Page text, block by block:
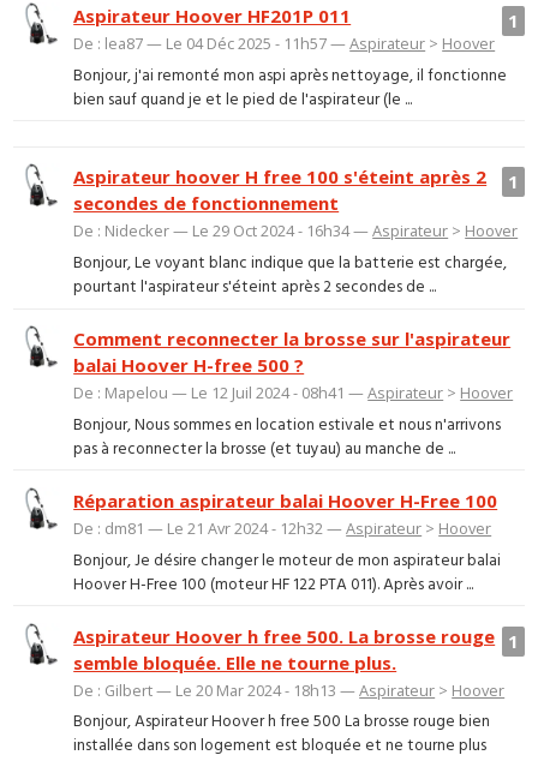
1
Aspirateur Hoover HF201P 011
De : lea87 — Le 04 Déc 2025 - 11h57 —Aspirateur > Hoover
Bonjour, j'ai remonté mon aspi après nettoyage, il fonctionne
bien sauf quand je et le pied de l'aspirateur (le ...
1
Aspirateur hoover H free 100 s'éteint après 2
secondes de fonctionnement
De : Nidecker — Le 29 Oct 2024 - 16h34 —Aspirateur > Hoover
Bonjour, Le voyant blanc indique que la batterie est chargée,
pourtant l'aspirateur s'éteint après 2 secondes de ...
Comment reconnecter la brosse sur l'aspirateur
balai Hoover H-free 500 ?
De : Mapelou — Le 12 Juil 2024 - 08h41 —Aspirateur > Hoover
Bonjour, Nous sommes en location estivale et nous n'arrivons
pas à reconnecter la brosse (et tuyau) au manche de ...
Réparation aspirateur balai Hoover H-Free 100
De : dm81 — Le 21 Avr 2024 - 12h32 —Aspirateur > Hoover
Bonjour, Je désire changer le moteur de mon aspirateur balai
Hoover H-Free 100 (moteur HF 122 PTA 011). Après avoir ...
1
Aspirateur Hoover h free 500. La brosse rouge
semble bloquée. Elle ne tourne plus.
De : Gilbert — Le 20 Mar 2024 - 18h13 —Aspirateur > Hoover
Bonjour, Aspirateur Hoover h free 500 La brosse rouge bien
installée dans son logement est bloquée et ne tourne plus